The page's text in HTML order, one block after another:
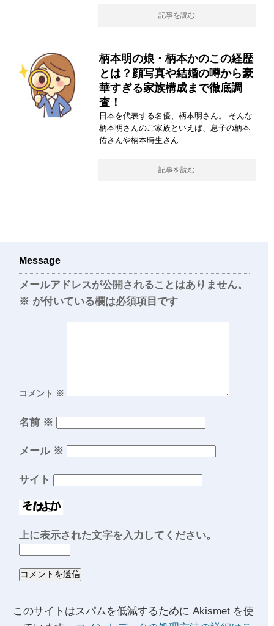
記事を読む
柄本明の娘・柄本かのこの経歴
とは？顔写真や結婚の噂から豪
華すぎる家族構成まで徹底調
査！
日本を代表する名優、柄本明さん。 そんな
柄本明さんのご家族といえば、息子の柄本
佑さんや柄本時生さん
記事を読む
Message
メールアドレスが公開されることはありません。
※ が付いている欄は必須項目です
コメント ※
名前 ※
メール ※
サイト
上に表示された文字を入力してください。
このサイトはスパムを低減するために Akismet を使